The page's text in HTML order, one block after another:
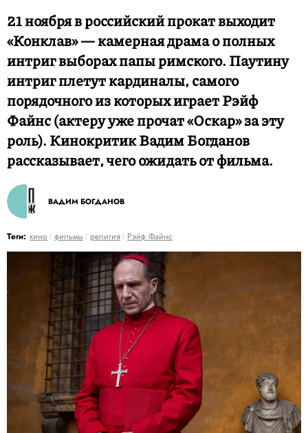
21 ноября в российский прокат выходит
«Конклав» — камерная драма о полных
интриг выборах папы римского. Паутину
интриг плетут кардиналы, самого
порядочного из которых играет Рэйф
Файнс (актеру уже прочат «Оскар» за эту
роль). Кинокритик Вадим Богданов
рассказывает, чего ожидать от фильма.
ВАДИМ БОГДАНОВ
Теги: кино фильмы религия Рэйф Файнс